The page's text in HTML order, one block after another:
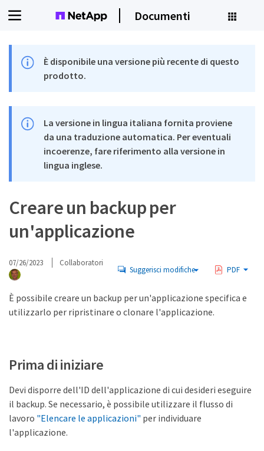
Documenti
È disponibile una versione più recente di questo
prodotto.
La versione in lingua italiana fornita proviene
da una traduzione automatica. Per eventuali
incoerenze, fare riferimento alla versione in
lingua inglese.
Creare un backup per
un'applicazione
07/26/2023 Collaboratori
Suggerisci modifiche PDF
È possibile creare un backup per un'applicazione specifica e
utilizzarlo per ripristinare o clonare l'applicazione.
Prima di iniziare
Devi disporre dell'ID dell'applicazione di cui desideri eseguire
il backup. Se necessario, è possibile utilizzare il flusso di
lavoro "Elencare le applicazioni" per individuare
l'applicazione.